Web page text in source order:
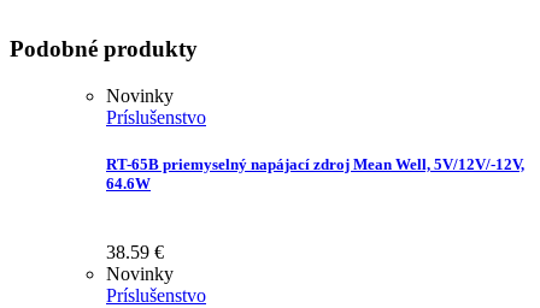
Podobné produkty
Novinky
Príslušenstvo
RT-65B priemyselný napájací zdroj Mean Well, 5V/12V/-12V,
64.6W
38.59 €
Novinky
Príslušenstvo